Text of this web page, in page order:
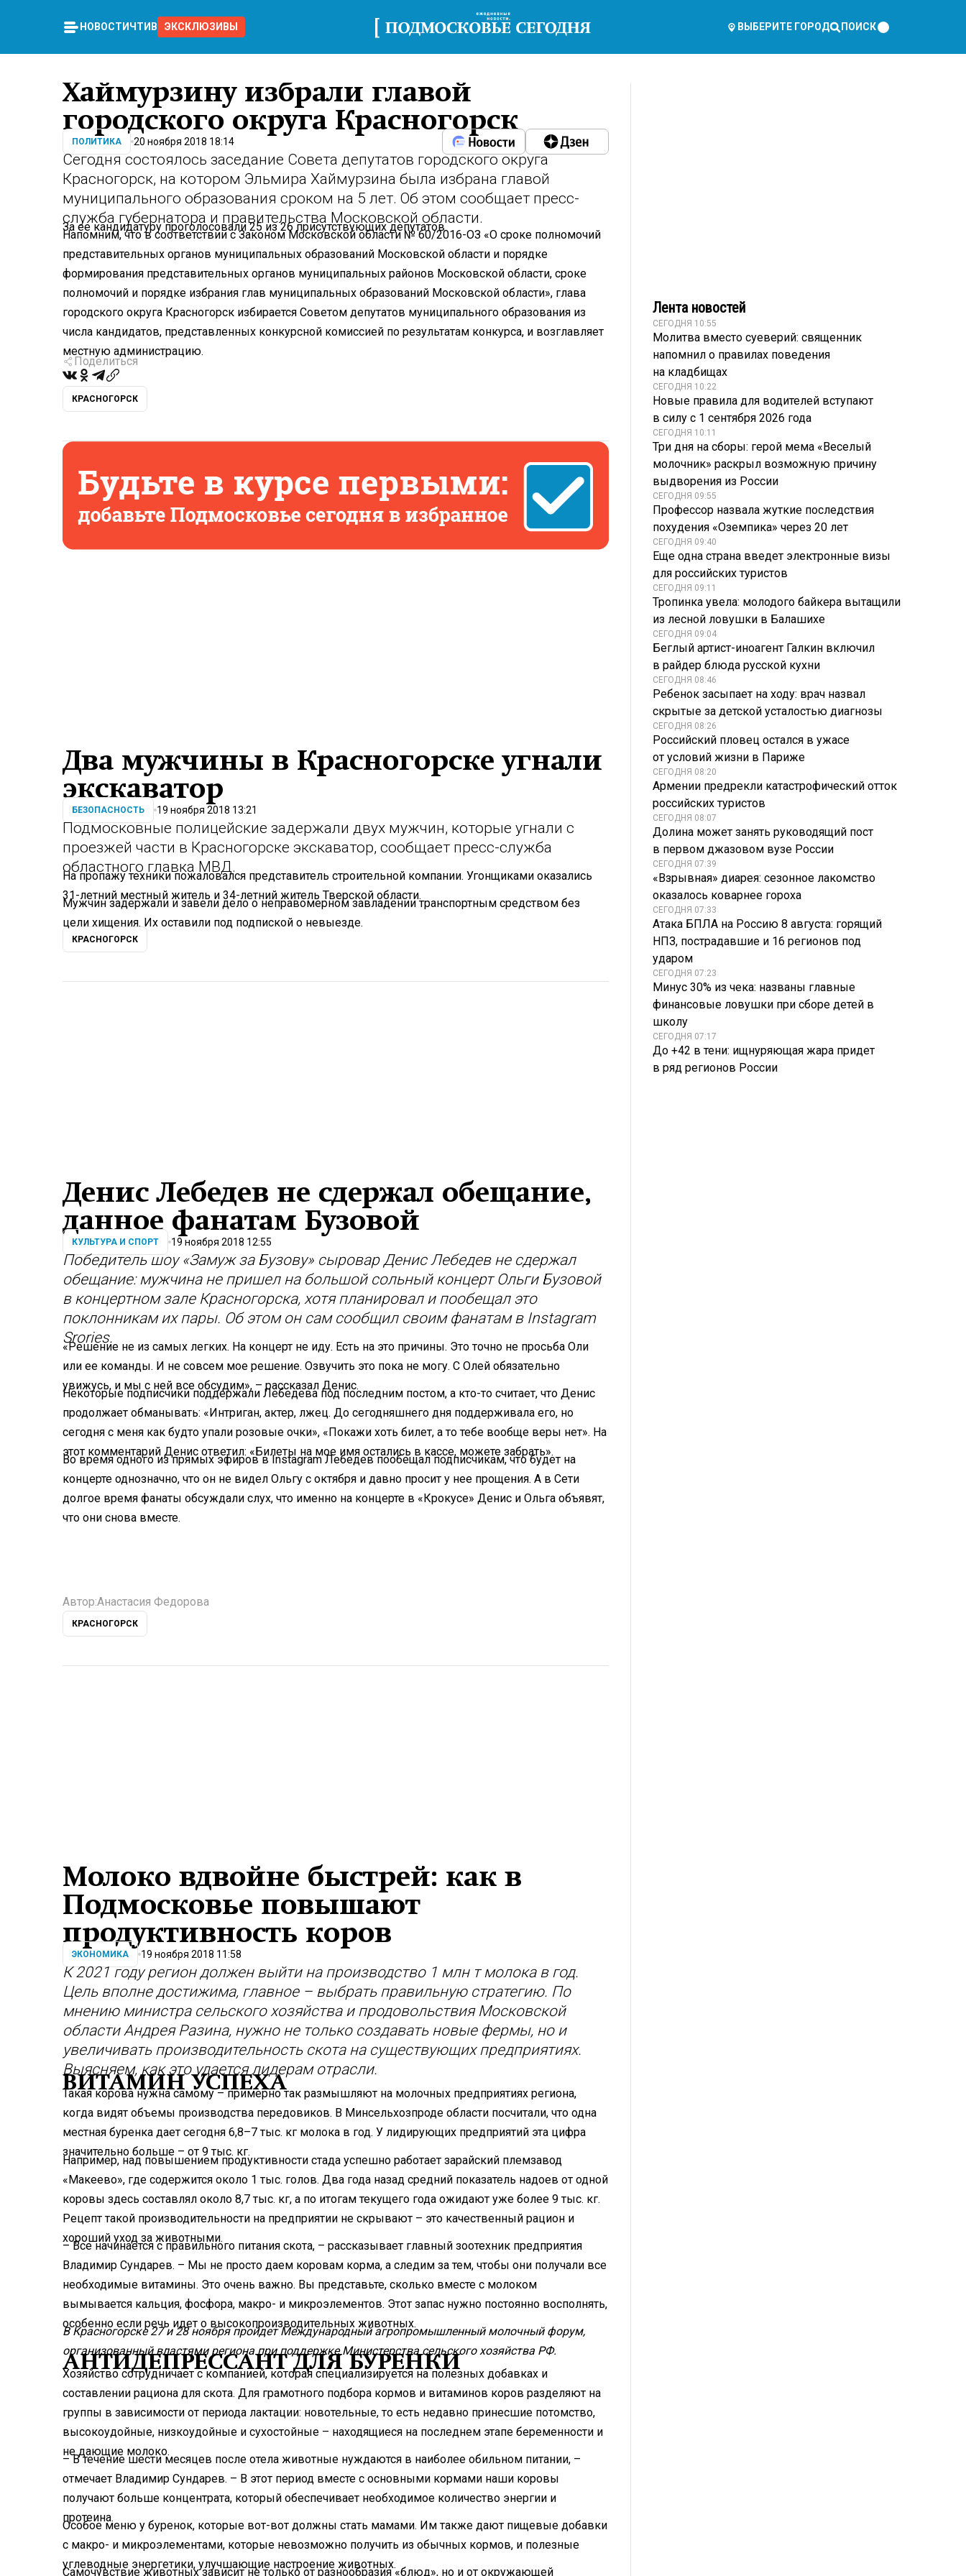
НОВОСТИ ЧТИВО ЭКСКЛЮЗИВЫ ВЫБЕРИТЕ ГОРОД ПОИСК
Хаймурзину избрали главой
городского округа Красногорск
ПОЛИТИКА 20 ноября 2018 18:14
Сегодня состоялось заседание Совета депутатов городского округа
Красногорск, на котором Эльмира Хаймурзина была избрана главой
муниципального образования сроком на 5 лет. Об этом сообщает пресс-
служба губернатора и правительства Московской области.
За ее кандидатуру проголосовали 25 из 26 присутствующих депутатов.
Напомним, что в соответствии с Законом Московской области № 60/2016-ОЗ «О сроке полномочий
представительных органов муниципальных образований Московской области и порядке
формирования представительных органов муниципальных районов Московской области, сроке
полномочий и порядке избрания глав муниципальных образований Московской области», глава
городского округа Красногорск избирается Советом депутатов муниципального образования из
числа кандидатов, представленных конкурсной комиссией по результатам конкурса, и возглавляет
местную администрацию.
Поделиться
КРАСНОГОРСК
Два мужчины в Красногорске угнали
экскаватор
БЕЗОПАСНОСТЬ 19 ноября 2018 13:21
Подмосковные полицейские задержали двух мужчин, которые угнали с
проезжей части в Красногорске экскаватор, сообщает пресс-служба
областного главка МВД.
На пропажу техники пожаловался представитель строительной компании. Угонщиками оказались
31-летний местный житель и 34-летний житель Тверской области.
Мужчин задержали и завели дело о неправомерном завладении транспортным средством без
цели хищения. Их оставили под подпиской о невыезде.
КРАСНОГОРСК
Денис Лебедев не сдержал обещание,
данное фанатам Бузовой
КУЛЬТУРА И СПОРТ 19 ноября 2018 12:55
Победитель шоу «Замуж за Бузову» сыровар Денис Лебедев не сдержал
обещание: мужчина не пришел на большой сольный концерт Ольги Бузовой
в концертном зале Красногорска, хотя планировал и пообещал это
поклонникам их пары. Об этом он сам сообщил своим фанатам в Instagram
Srories.
«Решение не из самых легких. На концерт не иду. Есть на это причины. Это точно не просьба Оли
или ее команды. И не совсем мое решение. Озвучить это пока не могу. С Олей обязательно
увижусь, и мы с ней все обсудим», – рассказал Денис.
Некоторые подписчики поддержали Лебедева под последним постом, а кто-то считает, что Денис
продолжает обманывать: «Интриган, актер, лжец. До сегодняшнего дня поддерживала его, но
сегодня с меня как будто упали розовые очки», «Покажи хоть билет, а то тебе вообще веры нет». На
этот комментарий Денис ответил: «Билеты на мое имя остались в кассе, можете забрать».
Во время одного из прямых эфиров в Instagram Лебедев пообещал подписчикам, что будет на
концерте однозначно, что он не видел Ольгу с октября и давно просит у нее прощения. А в Сети
долгое время фанаты обсуждали слух, что именно на концерте в «Крокусе» Денис и Ольга объявят,
что они снова вместе.
Автор:Анастасия Федорова
КРАСНОГОРСК
Молоко вдвойне быстрей: как в
Подмосковье повышают
продуктивность коров
ЭКОНОМИКА 19 ноября 2018 11:58
К 2021 году регион должен выйти на производство 1 млн т молока в год.
Цель вполне достижима, главное – выбрать правильную стратегию. По
мнению министра сельского хозяйства и продовольствия Московской
области Андрея Разина, нужно не только создавать новые фермы, но и
увеличивать производительность скота на существующих предприятиях.
Выясняем, как это удается лидерам отрасли.
ВИТАМИН УСПЕХА
Такая корова нужна самому – примерно так размышляют на молочных предприятиях региона,
когда видят объемы производства передовиков. В Минсельхозпроде области посчитали, что одна
местная буренка дает сегодня 6,8–7 тыс. кг молока в год. У лидирующих предприятий эта цифра
значительно больше – от 9 тыс. кг.
Например, над повышением продуктивности стада успешно работает зарайский племзавод
«Макеево», где содержится около 1 тыс. голов. Два года назад средний показатель надоев от одной
коровы здесь составлял около 8,7 тыс. кг, а по итогам текущего года ожидают уже более 9 тыс. кг.
Рецепт такой производительности на предприятии не скрывают – это качественный рацион и
хороший уход за животными.
– Все начинается с правильного питания скота, – рассказывает главный зоотехник предприятия
Владимир Сундарев. – Мы не просто даем коровам корма, а следим за тем, чтобы они получали все
необходимые витамины. Это очень важно. Вы представьте, сколько вместе с молоком
вымывается кальция, фосфора, макро- и микроэлементов. Этот запас нужно постоянно восполнять,
особенно если речь идет о высокопроизводительных животных.
В Красногорске 27 и 28 ноября пройдет Международный агропромышленный молочный форум,
организованный властями региона при поддержке Министерства сельского хозяйства РФ.
АНТИДЕПРЕССАНТ ДЛЯ БУРЕНКИ
Хозяйство сотрудничает с компанией, которая специализируется на полезных добавках и
составлении рациона для скота. Для грамотного подбора кормов и витаминов коров разделяют на
группы в зависимости от периода лактации: новотельные, то есть недавно принесшие потомство,
высокоудойные, низкоудойные и сухостойные – находящиеся на последнем этапе беременности и
не дающие молоко.
– В течение шести месяцев после отела животные нуждаются в наиболее обильном питании, –
отмечает Владимир Сундарев. – В этот период вместе с основными кормами наши коровы
получают больше концентрата, который обеспечивает необходимое количество энергии и
протеина.
Особое меню у буренок, которые вот-вот должны стать мамами. Им также дают пищевые добавки
с макро- и микроэлементами, которые невозможно получить из обычных кормов, и полезные
углеводные энергетики, улучшающие настроение животных.
Самочувствие животных зависит не только от разнообразия «блюд», но и от окружающей
Лента новостей
СЕГОДНЯ 10:55
Молитва вместо суеверий: священник
напомнил о правилах поведения
на кладбищах
СЕГОДНЯ 10:22
Новые правила для водителей вступают
в силу с 1 сентября 2026 года
СЕГОДНЯ 10:11
Три дня на сборы: герой мема «Веселый
молочник» раскрыл возможную причину
выдворения из России
СЕГОДНЯ 09:55
Профессор назвала жуткие последствия
похудения «Оземпика» через 20 лет
СЕГОДНЯ 09:40
Еще одна страна введет электронные визы
для российских туристов
СЕГОДНЯ 09:11
Тропинка увела: молодого байкера вытащили
из лесной ловушки в Балашихе
СЕГОДНЯ 09:04
Беглый артист-иноагент Галкин включил
в райдер блюда русской кухни
СЕГОДНЯ 08:46
Ребенок засыпает на ходу: врач назвал
скрытые за детской усталостью диагнозы
СЕГОДНЯ 08:26
Российский пловец остался в ужасе
от условий жизни в Париже
СЕГОДНЯ 08:20
Армении предрекли катастрофический отток
российских туристов
СЕГОДНЯ 08:07
Долина может занять руководящий пост
в первом джазовом вузе России
СЕГОДНЯ 07:39
«Взрывная» диарея: сезонное лакомство
оказалось коварнее гороха
СЕГОДНЯ 07:33
Атака БПЛА на Россию 8 августа: горящий
НПЗ, пострадавшие и 16 регионов под
ударом
СЕГОДНЯ 07:23
Минус 30% из чека: названы главные
финансовые ловушки при сборе детей в
школу
СЕГОДНЯ 07:17
До +42 в тени: ищнуряющая жара придет
в ряд регионов России